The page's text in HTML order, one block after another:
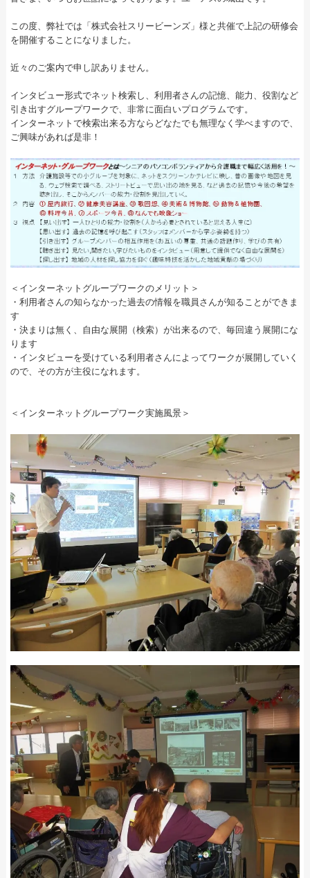
この度、弊社では「株式会社スリービーンズ」様と共催で上記の研修会
を開催することになりました。
近々のご案内で申し訳ありません。
インタビュー形式でネット検索し、利用者さんの記憶、能力、役割など
引き出すグループワークで、非常に面白いプログラムです。
インターネットで検索出来る方ならどなたでも無理なく学べますので、
ご興味があれば是非！
＜インターネットグループワークのメリット＞
・利用者さんの知らなかった過去の情報を職員さんが知ることができま
す
・決まりは無く、自由な展開（検索）が出来るので、毎回違う展開にな
ります
・インタビューを受けている利用者さんによってワークが展開していく
ので、その方が主役になれます。
＜インターネットグループワーク実施風景＞